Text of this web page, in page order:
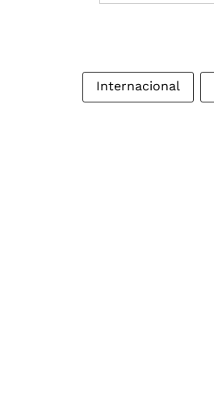
Internacional